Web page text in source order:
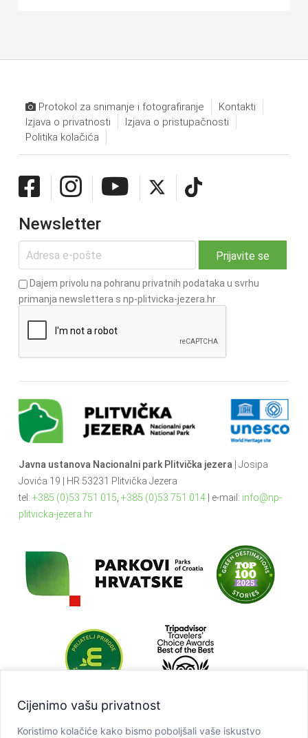
Cijenimo vašu privatnost
Koristimo kolačiće kako bismo poboljšali vaše iskustvo
Protokol za snimanje i fotografiranje
Kontakti
Izjava o privatnosti
Izjava o pristupačnosti
Politika kolačića
Newsletter
Dajem privolu na pohranu privatnih podataka u svrhu
primanja newslettera s np-plitvicka-jezera.hr
Javna ustanova Nacionalni park Plitvička jezera | Josipa
Jovića 19 | HR 53231 Plitvička Jezera
tel: +385 (0)53 751 015 +385 (0)53 751 014| e-mail: info@np-
plitvicka-jezera.hr